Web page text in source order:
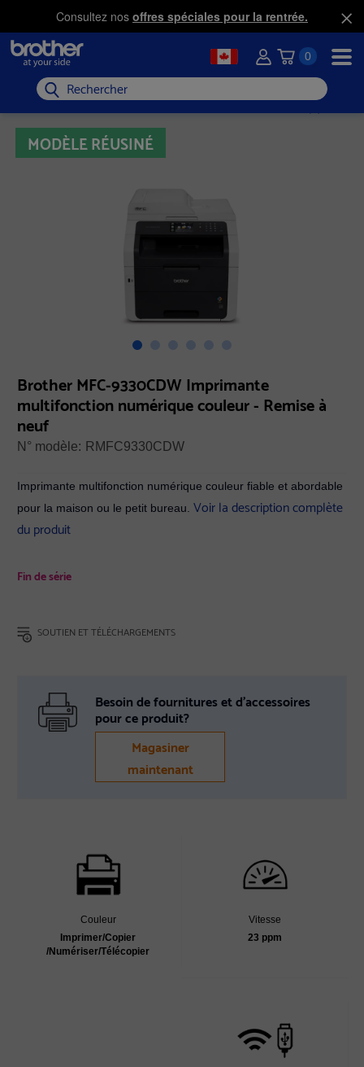
Consultez nos offres spéciales pour la rentrée.
0
Rechercher
MODÈLE RÉUSINÉ
Brother MFC-9330CDW Imprimante
multifonction numérique couleur - Remise à
neuf
N° modèle: RMFC9330CDW
Imprimante multifonction numérique couleur fiable et abordable
pour la maison ou le petit bureau.Voir la description complète
du produit
Fin de série
SOUTIEN ET TÉLÉCHARGEMENTS
Besoin de fournitures et d’accessoires
pour ce produit?
Magasiner
maintenant
Couleur
Imprimer/Copier
/Numériser/Télécopier
Vitesse
23 ppm